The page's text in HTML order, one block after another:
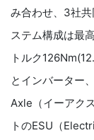
み合わせ、3社
ステム構成は最
トルク
とインバーター
Axle（イーアク
トのESU（